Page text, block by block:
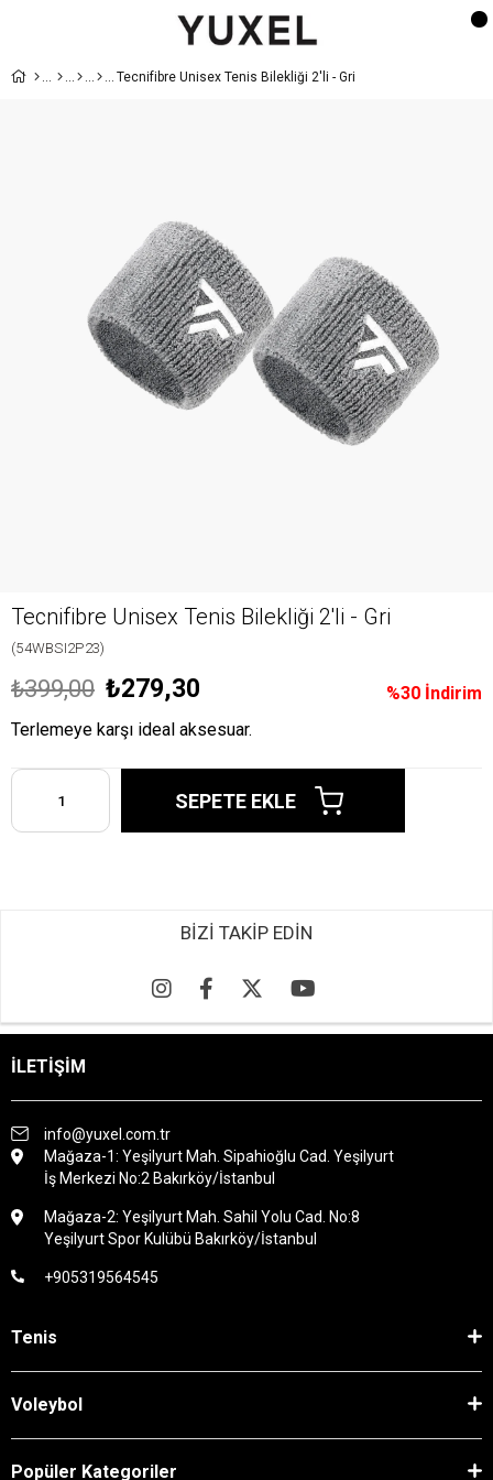
Tecnifibre Unisex Tenis Bilekliği 2'li - Gri
Tecnifibre Unisex Tenis Bilekliği 2'li - Gri
(54WBSI2P23)
%30 İndirim
₺399,00 ₺279,30
Terlemeye karşı ideal aksesuar.
BİZİ TAKİP EDİN
İLETİŞİM
info@yuxel.com.tr
Mağaza-1: Yeşilyurt Mah. Sipahioğlu Cad. Yeşilyurt
İş Merkezi No:2 Bakırköy/İstanbul
Mağaza-2: Yeşilyurt Mah. Sahil Yolu Cad. No:8
Yeşilyurt Spor Kulübü Bakırköy/İstanbul
+905319564545
Tenis
Voleybol
Popüler Kategoriler